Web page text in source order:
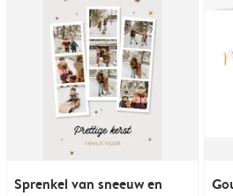
Sprenkel van sneeuw en